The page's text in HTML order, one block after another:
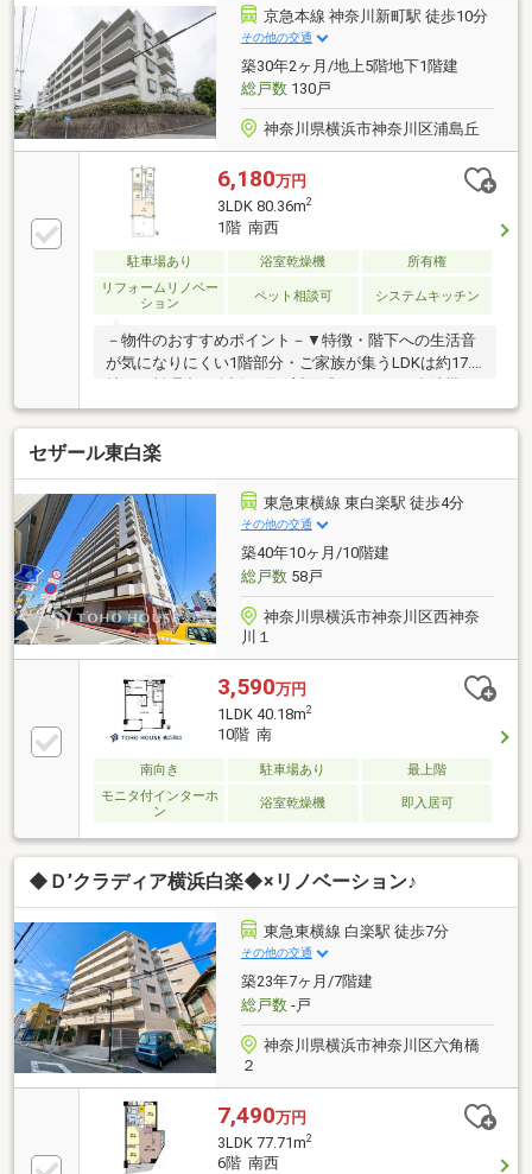
した将来に不安を感じてしまうものそんなあなたの不
安に寄り添いたい“誰よりも近い存在で、お客様の確か
な明日を描くこと”それが、私たちの“志事”ですわたし
たちシティネットが“あなたの願う明日”を約束します
京急本線 神奈川新町駅 徒歩10分
その他の交通
築30年2ヶ月/地上5階地下1階建
総戸数130戸
神奈川県横浜市神奈川区浦島丘
6,180万円
3LDK 80.36m2
1階 南西
駐車場あり 浴室乾燥機
所有権
リフォームリノベー
ション
ペット相談可 システムキッチン
－物件のおすすめポイント－▼特徴・階下への生活音
が気になりにくい1階部分・ご家族が集うLDKは約17.5
付・WIC等、各洋室・洗面室・廊下に収納スペース有
▼2026年6月室内リフォーム済【交換】キッチン、
UB、洗面化粧台、トイレ、全室建具 等【張替】全室
天井・壁クロス 等【その他】全室ハウスクリーニング
他▼周辺環境・まいばすけっと白幡南町店 徒歩5分(約
340m)・横浜市立浦島小学校 徒歩2分(約90m)■ ご希望
の住まい探しをお手伝いします ━━━━━・・・物件
の詳細・ご相談はお気軽にお問い合わせください。
セザール東白楽
東急東横線 東白楽駅 徒歩4分
その他の交通
築40年10ヶ月/10階建
総戸数58戸
神奈川県横浜市神奈川区西神奈
川１
3,590万円
1LDK 40.18m2
10階 南
南向き 駐車場あり
最上階
モニタ付インターホ
ン
浴室乾燥機 即入居可
◆Ｄ’クラディア横浜白楽◆×リノベーション♪
東急東横線 白楽駅 徒歩7分
その他の交通
築23年7ヶ月/7階建
総戸数-戸
神奈川県横浜市神奈川区六角橋
２
7,490万円
3LDK 77.71m2
6階 南西